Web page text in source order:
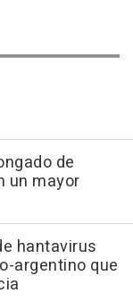
de
un mayor
hantavirus
argentino que